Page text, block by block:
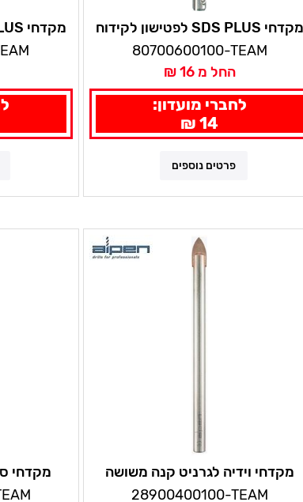
מקדחי SDS PLUS לפטישון לקידוח
בבטון אורך 110 מ"מ אלפן
80700600100-TEAM
החל מ 16 ₪
לחברי מועדון:
14 ₪
פרטים נוספים
בבטון
מקדחי וידיה לגרניט קנה משושה
למברגת אימפקט לקידוח זכוכית
28900400100-TEAM
למתכת